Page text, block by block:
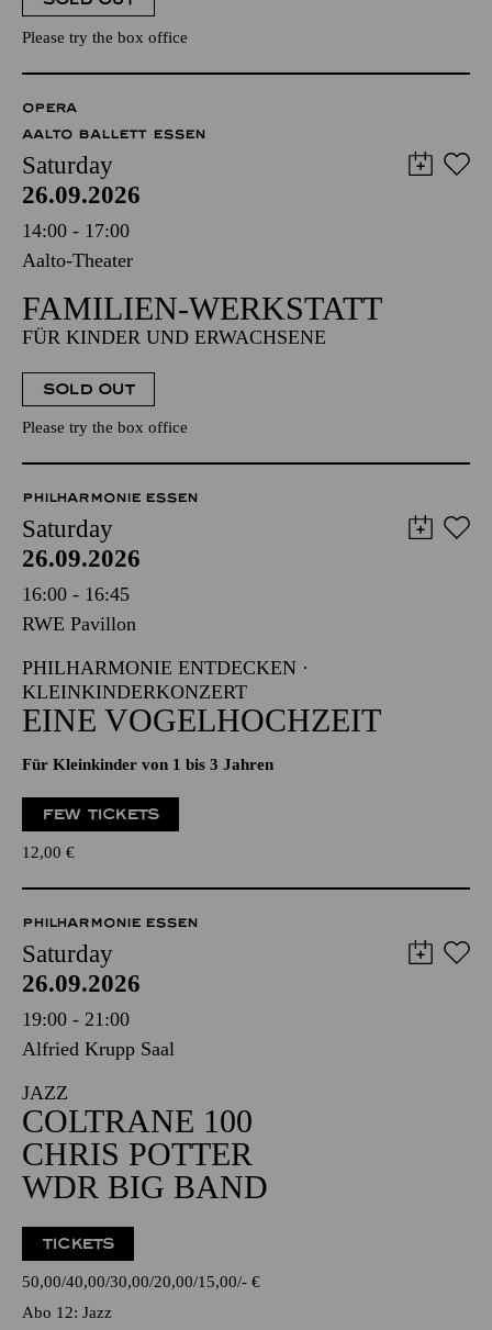
Please try the box office
OPERA
AALTO BALLETT ESSEN
Saturday
26.09.2026
14:00 - 17:00
Aalto-Theater
FAMILIEN-WERKSTATT
FÜR KINDER UND ERWACHSENE
SOLD OUT
Please try the box office
PHILHARMONIE ESSEN
Saturday
26.09.2026
16:00 - 16:45
RWE Pavillon
PHILHARMONIE ENTDECKEN ·
KLEINKINDERKONZERT
EINE VOGELHOCHZEIT
Für Kleinkinder von 1 bis 3 Jahren
FEW TICKETS
12,00 €
PHILHARMONIE ESSEN
Saturday
26.09.2026
19:00 - 21:00
Alfried Krupp Saal
JAZZ
COLTRANE 100
CHRIS POTTER
WDR BIG BAND
TICKETS
50,00 40,00 30,00 20,00 15,00 - €
Abo 12: Jazz